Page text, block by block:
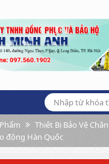
Thiết Bị Bảo Vệ Chân
động Hàn Quốc